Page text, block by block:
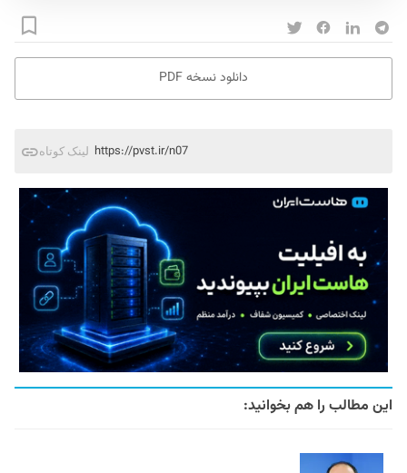
دانلود نسخه PDF
لینک کوتاه https://pvst.ir/n07
این مطالب را هم بخوانید: